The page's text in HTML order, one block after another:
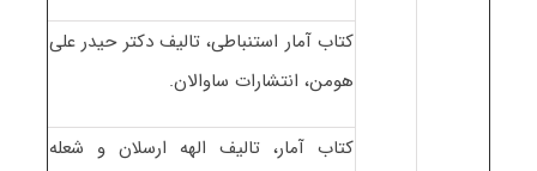
کتاب آمار استنباطی، تالیف دکتر حیدر علی
هومن، انتشارات ساوالان.
کتاب آمار، تالیف الهه ارسلان و شعله